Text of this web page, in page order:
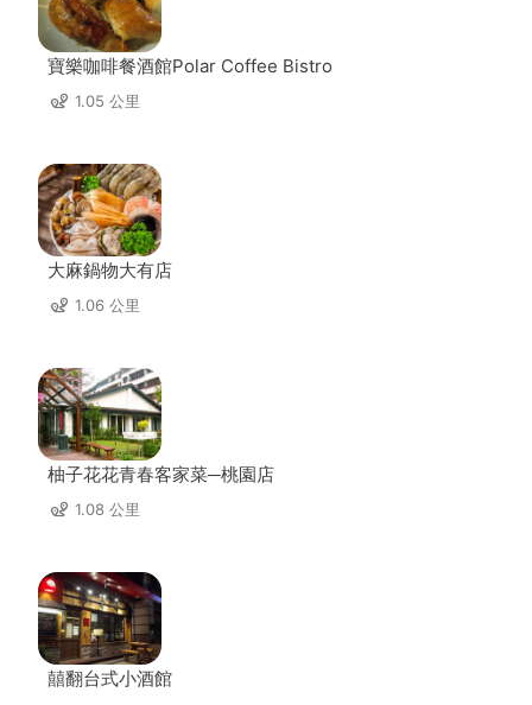
寶樂咖啡餐酒館Polar Coffee Bistro
1.05 公里
大麻鍋物大有店
1.06 公里
柚子花花青春客家菜─桃園店
1.08 公里
囍翻台式小酒館